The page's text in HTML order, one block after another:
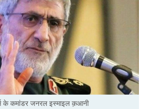
के कमांडर जनरल इस्माइल क़आनी